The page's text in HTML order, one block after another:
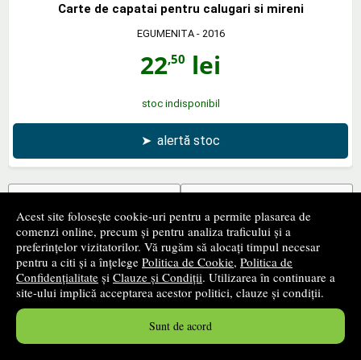
Acest site folosește cookie-uri pentru a permite plasarea de
comenzi online, precum și pentru analiza traficului și a
preferințelor vizitatorilor. Vă rugăm să alocați timpul necesar
pentru a citi și a înțelege Politica de Cookie, Politica de
Confidențialitate și Clauze și Condiții. Utilizarea în continuare a
site-ului implică acceptarea acestor politici, clauze și condiții.
Sunt de acord
Carte de capatai pentru calugari si mireni
EGUMENITA- 2016
22,50 lei
stoc indisponibil
➤ alertă stoc
1 ... 42 43 44 ... 83
2017 - 2064din3978produse